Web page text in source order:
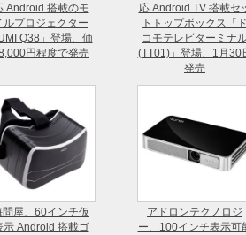
Android 搭載のモ
ルプロジェクター
Q38」登場、価
円程度で発売
応 Android TV 搭載セ
トトップボックス「ド
コモテレビターミナ
(TT01)」登場、1月30
発売
問屋、60インチ仮
示 Android 搭載ゴ
アドロンテクノロジ
ー、100インチ表示可